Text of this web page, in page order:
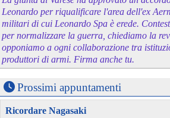
Leonardo per riqualificare l'area dell'ex
militari di cui Leonardo Spa è erede.
per normalizzare la guerra, chiediamo la
opponiamo a ogni collaborazione tra
produttori di armi. Firma anche tu.
Prossimi appuntamenti
Ricordare Nagasaki